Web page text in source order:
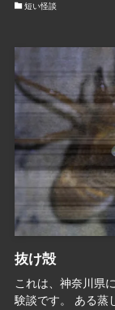
短い怪談
抜け殻
これは、神奈川県
験談です。 ある蒸